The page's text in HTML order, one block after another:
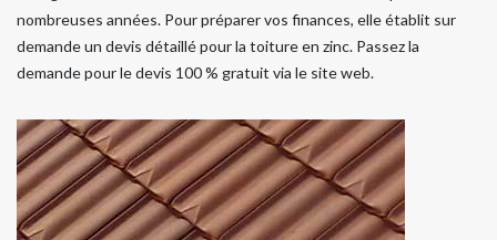
nombreuses années. Pour préparer vos finances, elle établit sur
demande un devis détaillé pour la toiture en zinc. Passez la
demande pour le devis 100 % gratuit via le site web.